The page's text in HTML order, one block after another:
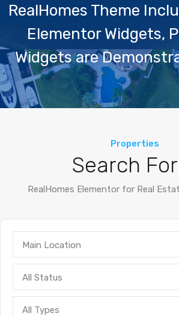
RealHomes Theme
Elementor Widgets,
Widgets are
Properties
Search
RealHomes Elementor for Real
Main Location
All Status
All Types